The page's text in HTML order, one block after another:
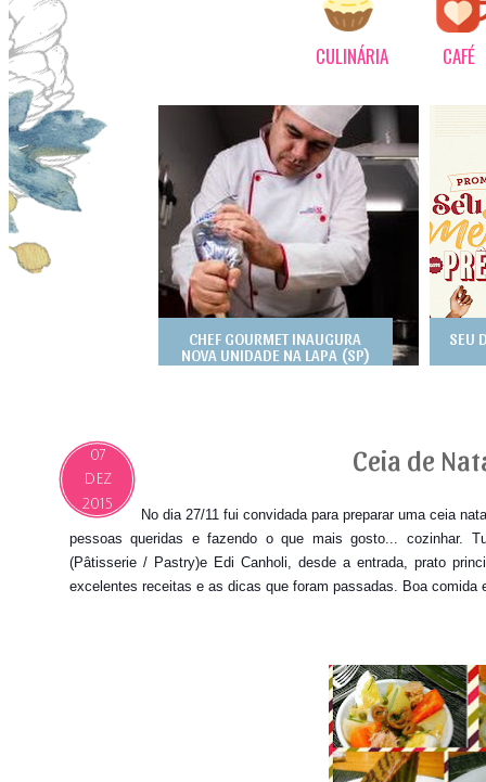
CULINÁRIA CAFÉ
CHEF GOURMET INAUGURA
NOVA UNIDADE NA LAPA (SP)
SEU
07
DEZ
2015
Ceia de
No dia 27/11 fui convidada para preparar uma ceia
pessoas queridas e fazendo o que mais gosto... cozinhar.
(Pâtisserie / Pastry)e Edi Canholi, desde a entrada, prato
excelentes receitas e as dicas que foram passadas. Boa comida